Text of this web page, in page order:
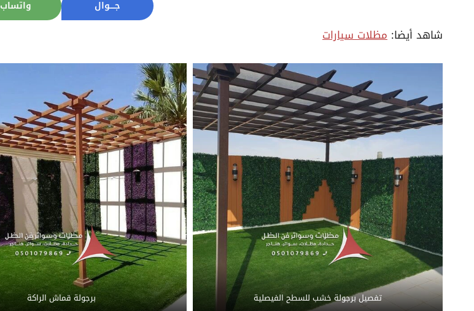
جــــوال واتساب
شاهد أيضا: مظلات سيارات
تفصيل برجولة خشب للسطح الفيصلية برجولة قماش الراكة